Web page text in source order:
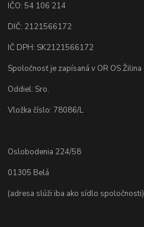
IČO: 54 106 214
DIČ: 2121566172
IČ DPH: SK2121566172
Spoločnosť je zapísaná v OR OS Žilina
Oddiel: Sro.
Vložka číslo: 78086/L
Oslobodenia 224/58
01305 Belá
(adresa slúži iba ako sídlo spoločnosti)